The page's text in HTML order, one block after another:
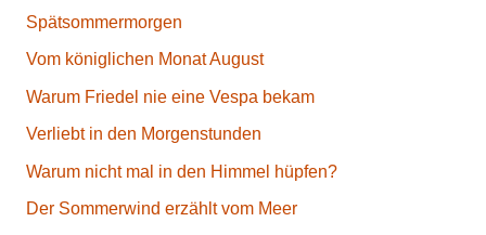
Spätsommermorgen
Vom königlichen Monat August
Warum Friedel nie eine Vespa bekam
Verliebt in den Morgenstunden
Warum nicht mal in den Himmel hüpfen?
Der Sommerwind erzählt vom Meer